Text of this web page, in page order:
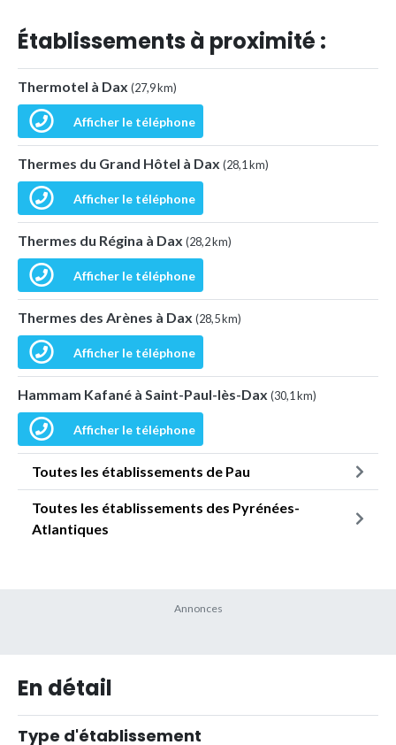
Établissements à proximité :
Thermotel à Dax (27,9 km)
Afficher le téléphone
Thermes du Grand Hôtel à Dax (28,1 km)
Afficher le téléphone
Thermes du Régina à Dax (28,2 km)
Afficher le téléphone
Thermes des Arènes à Dax (28,5 km)
Afficher le téléphone
Hammam Kafané à Saint-Paul-lès-Dax (30,1 km)
Afficher le téléphone
Toutes les établissements de Pau
Toutes les établissements des Pyrénées-
Atlantiques
En détail
Type d'établissement